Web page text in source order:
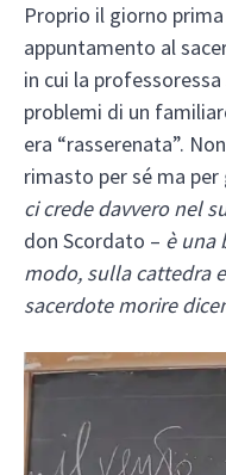
Proprio il giorno
appuntamento al
in cui la
problemi di un
era “rasserenata”.
rimasto per sé ma per
ci crede davvero nel
don Scordato – è una
modo, sulla cattedra
sacerdote morire